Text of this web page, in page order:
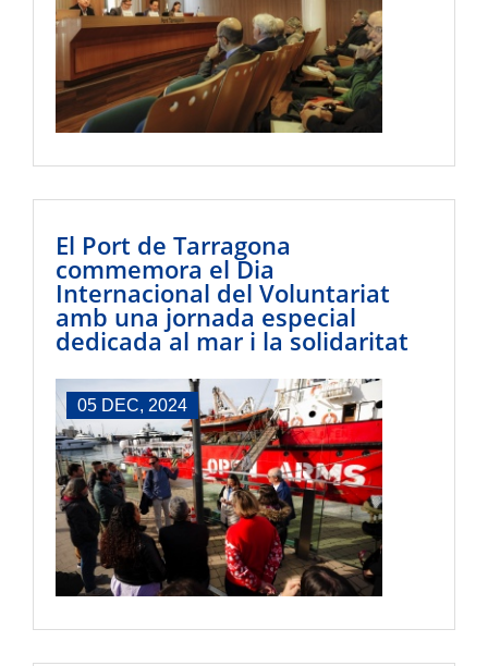
El Port de Tarragona
commemora el Dia
Internacional del Voluntariat
amb una jornada especial
dedicada al mar i la solidaritat
05 DEC, 2024